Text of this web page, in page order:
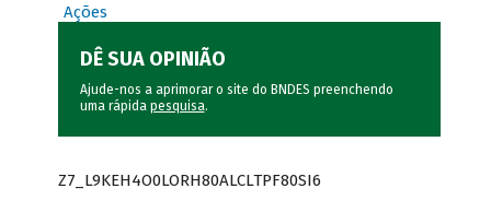
Ações
DÊ SUA OPINIÃO
Ajude-nos a aprimorar o site do BNDES preenchendo
uma rápida pesquisa.
Z7_L9KEH4O0LORH80ALCLTPF80SI6